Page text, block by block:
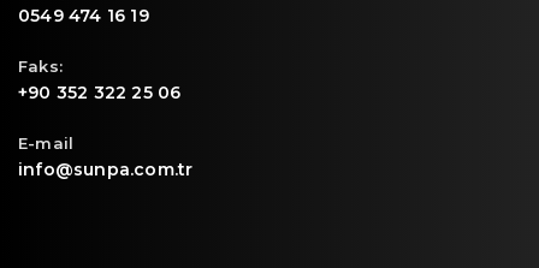
0549 474 16 19
Faks:
+90 352 322 25 06
E-mail
info@sunpa.com.tr